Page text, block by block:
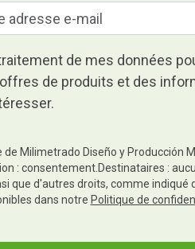
de mes données
de produits et des
Milimetrado Diseño y Producción
: consentement.Destinataires :
que d'autres droits, comme
dans notre Politique de